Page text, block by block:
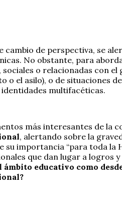
cambio de perspectiva, se
No obstante, para
o relacionadas con
o el asilo), o de situaciones
multifacéticas.
más interesantes de la
, alertando sobre la
su importancia “para toda la
que dan lugar a logros
ámbito educativo como